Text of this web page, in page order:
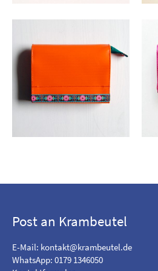
Post an Krambeutel
E-Mail: kontakt@krambeutel.de
WhatsApp: 0179 1346050